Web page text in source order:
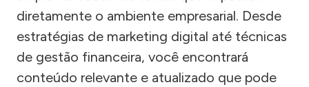
diretamente o ambiente empresarial. Desde
estratégias de marketing digital até técnicas
de gestão financeira, você encontrará
conteúdo relevante e atualizado que pode